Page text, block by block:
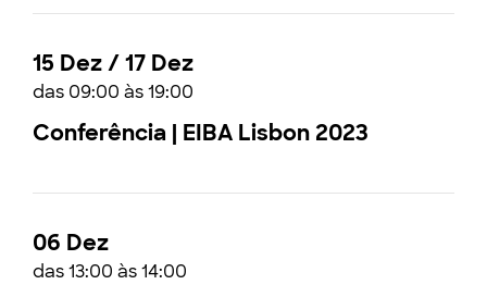
15 Dez / 17 Dez
das 09:00 às 19:00
Conferência | EIBA Lisbon 2023
06 Dez
das 13:00 às 14:00